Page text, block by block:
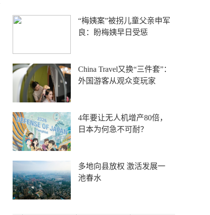
“梅姨案”被拐儿童父亲申军
良：盼梅姨早日受惩
China Travel又换“三件套”：
外国游客从观众变玩家
4年要让无人机增产80倍，
日本为何急不可耐？
多地向县放权 激活发展一
池春水